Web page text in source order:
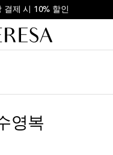
제 시 10% 할인
영복